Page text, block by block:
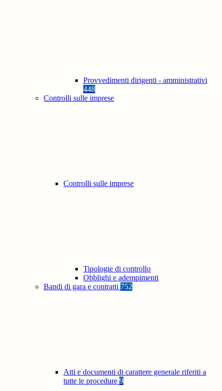
Provvedimenti dirigenti - amministrativi
448
Controlli sulle imprese
Controlli sulle imprese
Tipologie di controllo
Obblighi e adempimenti
Bandi di gara e contratti 752
Atti e documenti di carattere generale riferiti a
tutte le procedure 9